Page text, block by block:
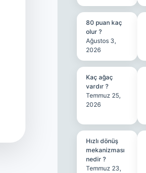
80 puan kaç
olur ?
Ağustos 3,
2026
Kaç ağaç
vardır ?
Temmuz 25,
2026
Hızlı dönüş
mekanizması
nedir ?
Temmuz 23,